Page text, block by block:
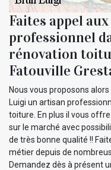
Faites appel
professionnel
rénovation
Fatouville
Nous vous proposons
Luigi un artisan
toiture. En plus il vous
sur le marché avec
de très bonne qualité !!
métier depuis de
Demandez dès à présent